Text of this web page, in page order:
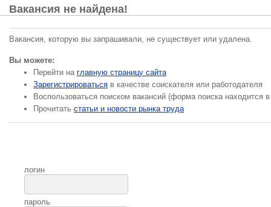
Вакансия не найдена!
Вакансия, которую вы запрашивали, не существует или удалена.
Вы можете:
Перейти на главную страницу сайта
Зарегистрироваться в качестве соискателя или работодателя
Воспользоваться поиском вакансий (форма поиска находится
Прочитать статьи и новости рынка труда
логин
пароль